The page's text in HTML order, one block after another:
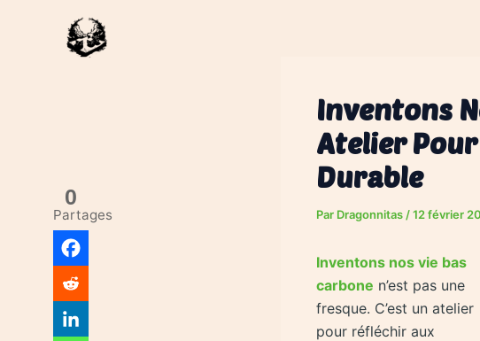
Inventons
Atelier
Durable
Par Dragonnitas /12 février
Inventons nos vie bas
carbone n’est pas une
fresque. C’est un atelier
pour réfléchir aux
0
Partages